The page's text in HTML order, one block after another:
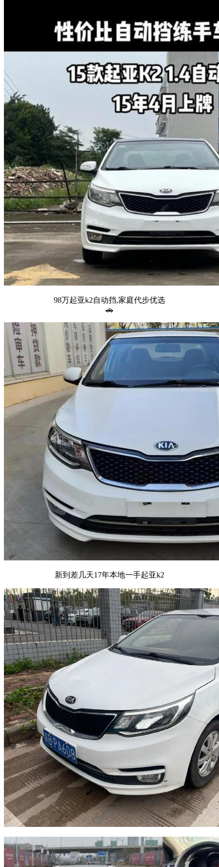
98万起亚k2自动挡,家庭代步优选
🚗
新到差几天17年本地一手起亚k2